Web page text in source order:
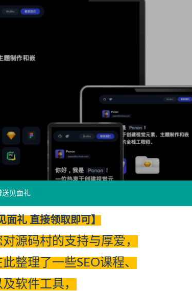
送见面礼
面礼 直接领取即可】
源码村的支持与厚爱，
整理了一些SEO课程、
软件工具，